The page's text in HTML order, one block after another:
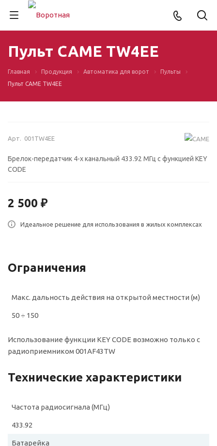
Пульт CAME TW4EE
Главная Продукция Автоматика для ворот
Пульты
Пульт CAME TW4EE
Арт. 001TW4EE
Брелок-передатчик 4-х канальный 433.92 МГц с функцией KEY
CODE
2 500 ₽
Идеальное решение для использования в жилых комплексах
Ограничения
Макс. дальность действия на открытой местности (м)
50 ÷ 150
Использование функции KEY CODE возможно только с
радиоприемником 001AF43TW
Технические характеристики
Частота радиосигнала (МГц)
433.92
Батарейка